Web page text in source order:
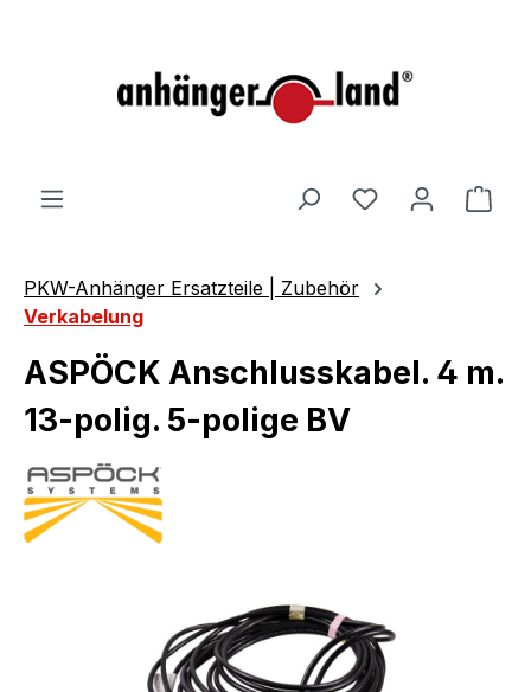
PKW-Anhänger Ersatzteile | Zubehör
Verkabelung
ASPÖCK Anschlusskabel. 4 m.
13-polig. 5-polige BV
Bildergalerie überspringen